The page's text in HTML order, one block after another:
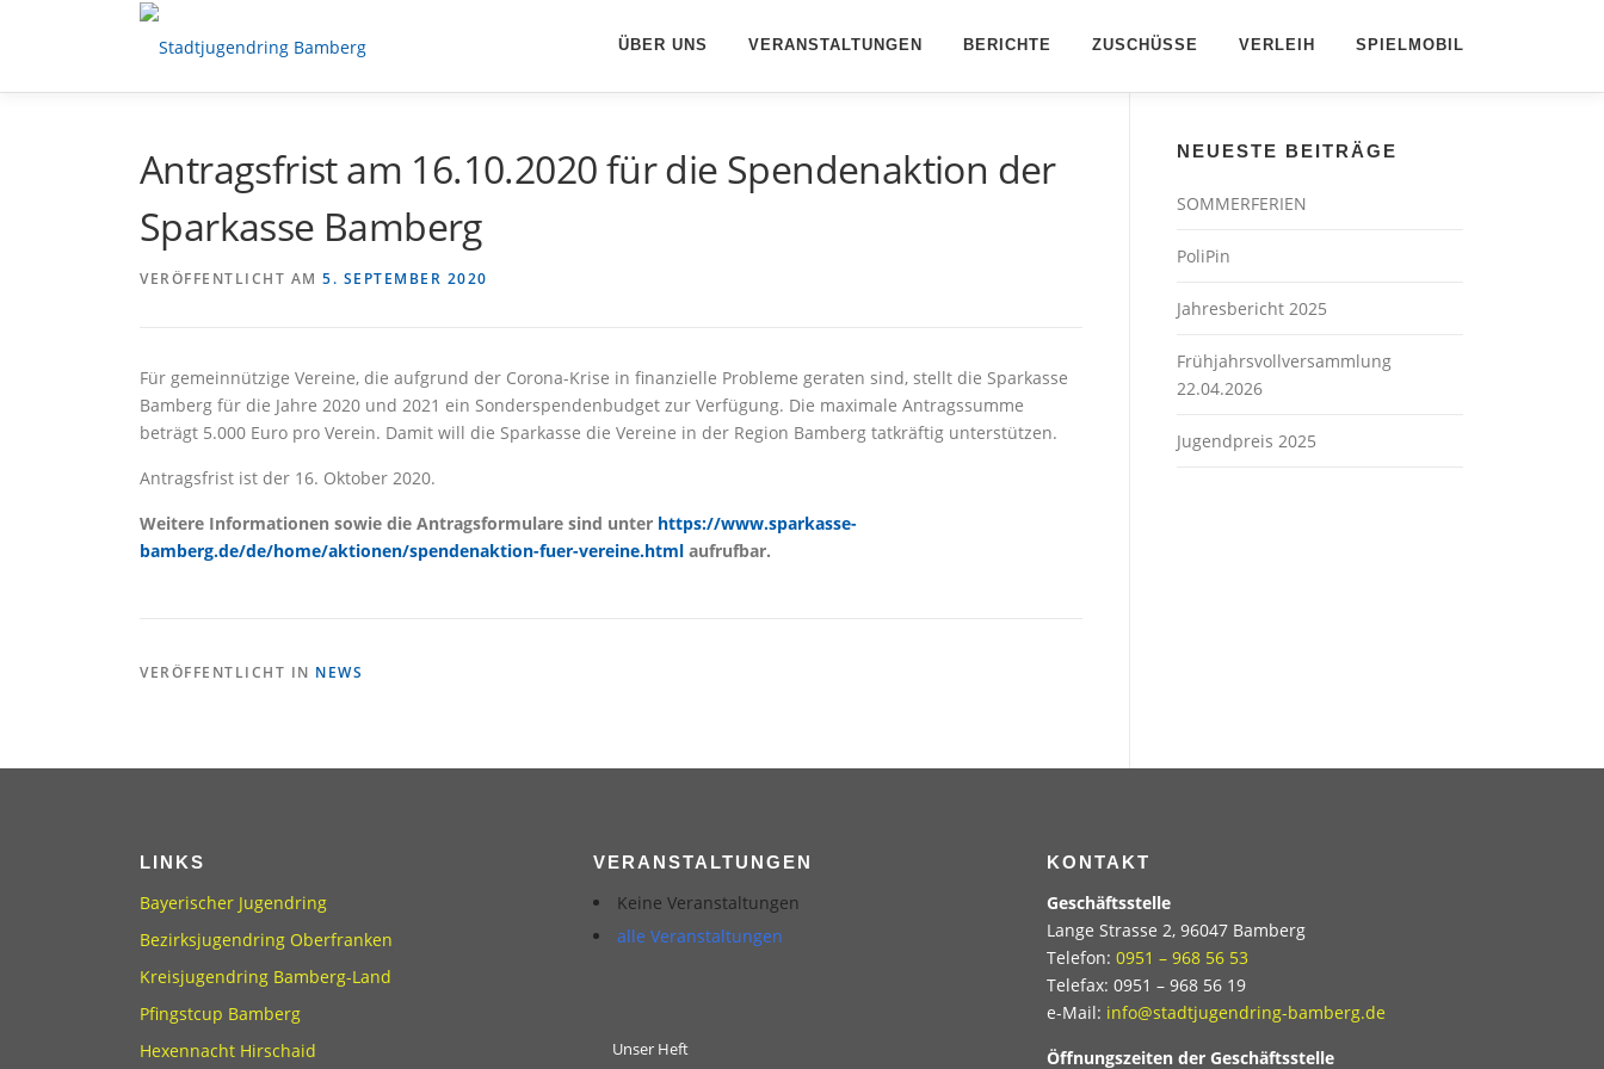
ÜBER UNS VERANSTALTUNGEN BERICHTE ZUSCHÜSSE VERLEIH SPIELMOBIL
Antragsfrist am 16.10.2020 für die Spendenaktion der
Sparkasse Bamberg
VERÖFFENTLICHT AM 5. SEPTEMBER 2020
Für gemeinnützige Vereine, die aufgrund der Corona-Krise in finanzielle Probleme geraten sind, stellt die Sparkasse
Bamberg für die Jahre 2020 und 2021 ein Sonderspendenbudget zur Verfügung. Die maximale Antragssumme
beträgt 5.000 Euro pro Verein. Damit will die Sparkasse die Vereine in der Region Bamberg tatkräftig unterstützen.
Antragsfrist ist der 16. Oktober 2020.
Weitere Informationen sowie die Antragsformulare sind unter https://www.sparkasse-
bamberg.de/de/home/aktionen/spendenaktion-fuer-vereine.html aufrufbar.
VERÖFFENTLICHT IN NEWS
NEUESTE BEITRÄGE
SOMMERFERIEN
PoliPin
Jahresbericht 2025
Frühjahrsvollversammlung
22.04.2026
Jugendpreis 2025
LINKS
Bayerischer Jugendring
Bezirksjugendring Oberfranken
Kreisjugendring Bamberg-Land
Pfingstcup Bamberg
Hexennacht Hirschaid
VERANSTALTUNGEN
Keine Veranstaltungen
alle Veranstaltungen
Unser Heft
KONTAKT
Geschäftsstelle
Lange Strasse 2, 96047 Bamberg
Telefon: 0951 – 968 56 53
Telefax: 0951 – 968 56 19
e-Mail: info@stadtjugendring-bamberg.de
Öffnungszeiten der Geschäftsstelle